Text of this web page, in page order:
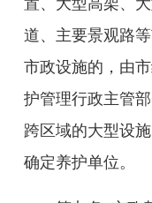
置、大型高架、
道、主要景观路
市政设施的，由
护管理行政主管
跨区域的大型设
确定养护单位。